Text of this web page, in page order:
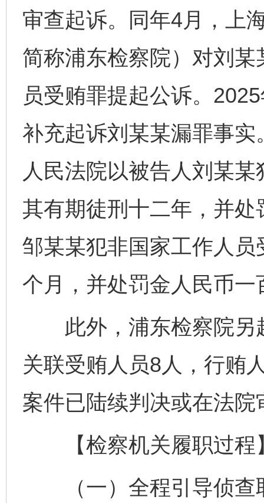
审查起诉。同年4月，上
简称浦东检察院）对刘
员受贿罪提起公诉。
补充起诉刘某某漏罪事
人民法院以被告人刘某
其有期徒刑十二年，并
邹某某犯非国家工作人
个月，并处罚金人民币
此外，浦东检察院另
关联受贿人员8人，行贿
案件已陆续判决或在法院
【检察机关履职过程
（一）全程引导侦查